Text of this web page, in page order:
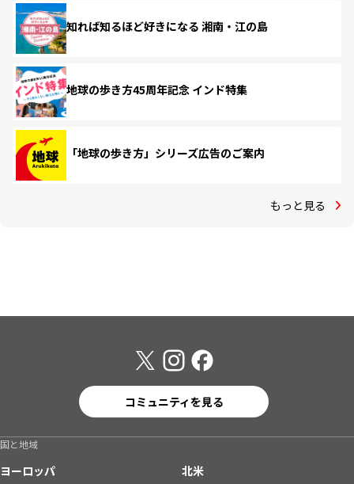
知れば知るほど好きになる 湘南・江の島
地球の歩き方45周年記念 インド特集
「地球の歩き方」シリーズ広告のご案内
もっと見る
コミュニティを見る
国と地域
ヨーロッパ
北米